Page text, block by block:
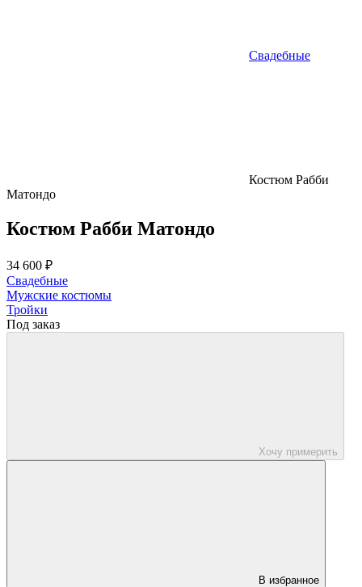
Свадебные
Костюм Рабби
Матондо
Костюм Рабби Матондо
34 600 ₽
Свадебные
Мужские костюмы
Тройки
Под заказ
Хочу примерить
В избранное